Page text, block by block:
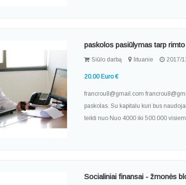
paskolos pasiūlymas tarp
Siūlo darbą lituanie 2017/
20.00 Euro €
francrou8@gmail.com
paskolas. Su kapitalu kuri bus
teikti nuo Nuo 4000 iki 500.000
Socialiniai finansai - žmonės